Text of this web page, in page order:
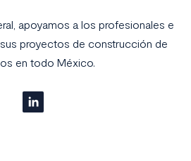
apoyamos a los profesionales e
sus proyectos de construcción de
en todo México.